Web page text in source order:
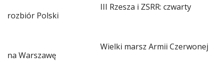
III Rzesza i ZSRR: czwarty
rozbiór Polski
Wielki marsz Armii Czerwonej
na Warszawę